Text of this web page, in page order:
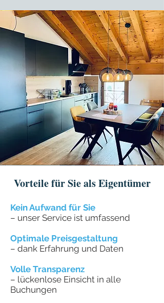
Vorteile für Sie als Eigentümer
Kein Aufwand für Sie
– unser Service ist umfassend
Optimale Preisgestaltung
– dank Erfahrung und Daten
Volle Transparenz
– lückenlose Einsicht in alle
Buchungen